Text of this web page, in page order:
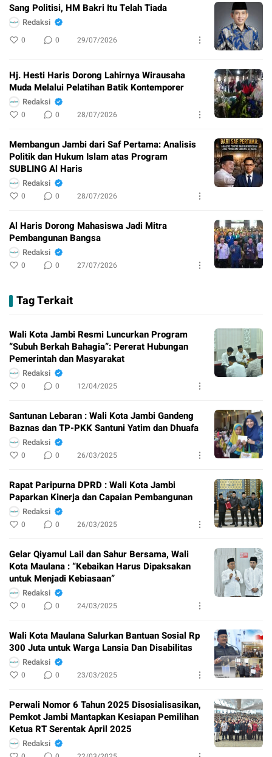
Sang Politisi, HM Bakri Itu Telah Tiada
Redaksi
0 0 29/07/2026
Hj. Hesti Haris Dorong Lahirnya Wirausaha
Muda Melalui Pelatihan Batik Kontemporer
Redaksi
0 0 28/07/2026
Membangun Jambi dari Saf Pertama: Analisis
Politik dan Hukum Islam atas Program
SUBLING Al Haris
Redaksi
0 0 28/07/2026
Al Haris Dorong Mahasiswa Jadi Mitra
Pembangunan Bangsa
Redaksi
0 0 27/07/2026
Tag Terkait
Wali Kota Jambi Resmi Luncurkan Program
“Subuh Berkah Bahagia”: Pererat Hubungan
Pemerintah dan Masyarakat
Redaksi
0 0 12/04/2025
Santunan Lebaran : Wali Kota Jambi Gandeng
Baznas dan TP-PKK Santuni Yatim dan Dhuafa
Redaksi
0 0 26/03/2025
Rapat Paripurna DPRD : Wali Kota Jambi
Paparkan Kinerja dan Capaian Pembangunan
Redaksi
0 0 26/03/2025
Gelar Qiyamul Lail dan Sahur Bersama, Wali
Kota Maulana : “Kebaikan Harus Dipaksakan
untuk Menjadi Kebiasaan”
Redaksi
0 0 24/03/2025
Wali Kota Maulana Salurkan Bantuan Sosial Rp
300 Juta untuk Warga Lansia Dan Disabilitas
Redaksi
0 0 23/03/2025
Perwali Nomor 6 Tahun 2025 Disosialisasikan,
Pemkot Jambi Mantapkan Kesiapan Pemilihan
Ketua RT Serentak April 2025
Redaksi